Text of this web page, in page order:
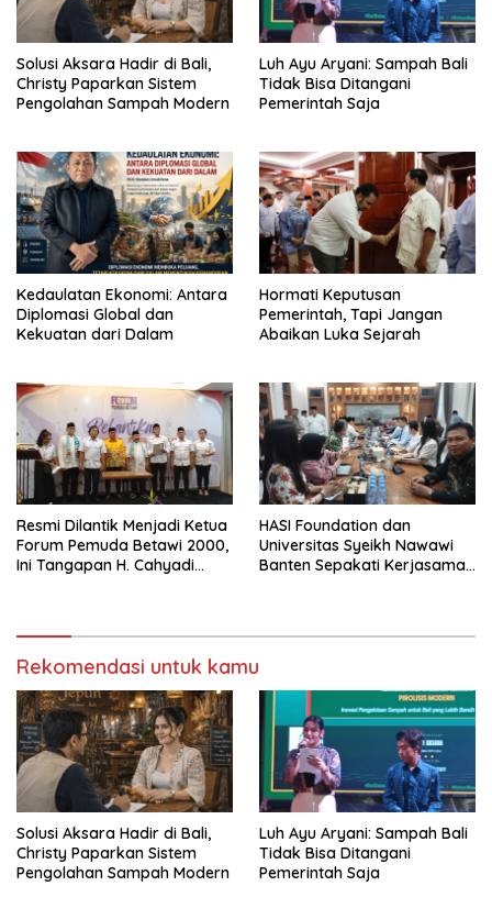
Solusi Aksara Hadir di Bali,
Christy Paparkan Sistem
Pengolahan Sampah Modern
Luh Ayu Aryani: Sampah Bali
Tidak Bisa Ditangani
Pemerintah Saja
Kedaulatan Ekonomi: Antara
Diplomasi Global dan
Kekuatan dari Dalam
Hormati Keputusan
Pemerintah, Tapi Jangan
Abaikan Luka Sejarah
Resmi Dilantik Menjadi Ketua
Forum Pemuda Betawi 2000,
Ini Tangapan H. Cahyadi
HASI Foundation dan
Universitas Syeikh Nawawi
Banten Sepakati Kerjasama
Rekomendasi untuk kamu
Solusi Aksara Hadir di Bali,
Christy Paparkan Sistem
Pengolahan Sampah Modern
Luh Ayu Aryani: Sampah Bali
Tidak Bisa Ditangani
Pemerintah Saja